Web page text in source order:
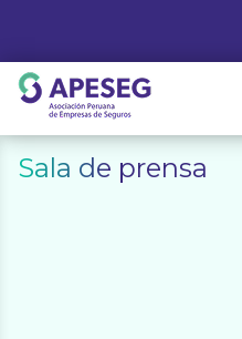
content
APESEG
Sala de prensa